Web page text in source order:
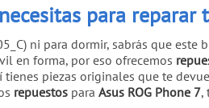
para
ni para dormir, sabrás que
en forma, por eso ofrecemos
piezas originales que te
repuestos para Asus ROG Phone 7,